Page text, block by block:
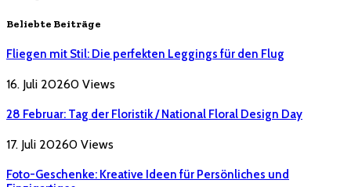
Beliebte Beiträge
Fliegen mit Stil: Die perfekten Leggings für den Flug
16. Juli 20260 Views
28 Februar: Tag der Floristik / National Floral Design Day
17. Juli 20260 Views
Foto-Geschenke: Kreative Ideen für Persönliches und